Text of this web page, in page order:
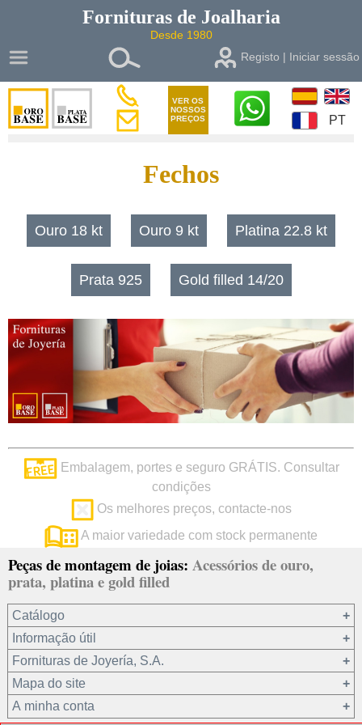
Fornituras de Joalharia
Desde 1980
Registo | Iniciar sessão
VER OS
NOSSOS
PREÇOS
PT
Fechos
Ouro 18 kt Ouro 9 kt Platina 22.8 kt
Prata 925 Gold filled 14/20
Embalagem, portes e seguro GRÁTIS. Consultar
condições
Os melhores preços, contacte-nos
A maior variedade com stock permanente
Peças de montagem de joias: Acessórios de ouro,
prata, platina e gold filled
Catálogo
Ouro 18 kt
Ouro 9 kt
Platina 22.8 kt
Prata 925
Informação útil
Fornituras de Joyería, S.A.
Quem somos?
condições de venda
Mapa do site
A minha conta